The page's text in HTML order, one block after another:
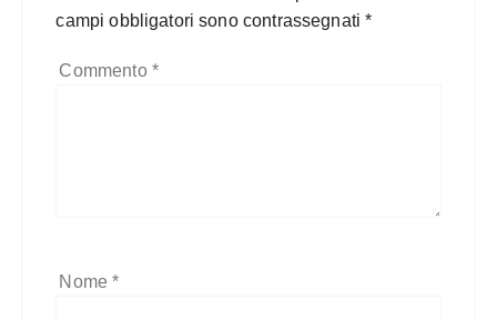
campi obbligatori sono contrassegnati*
Commento *
Nome*